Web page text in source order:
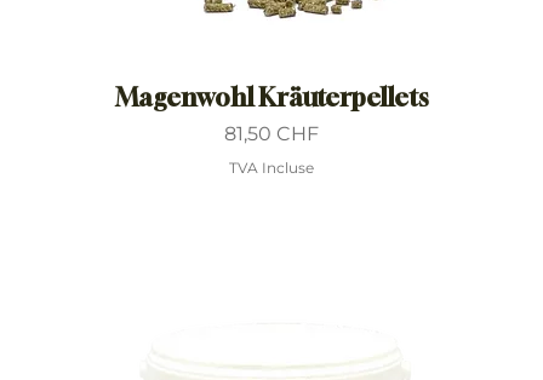
Magenwohl Kräuterpellets
Prix
81,50 CHF
TVA Incluse